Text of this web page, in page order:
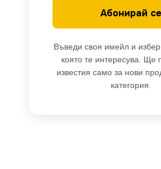
Абонирай се
Въведи своя имейл и
която те интересува. Ще
известия само за нови
категория.